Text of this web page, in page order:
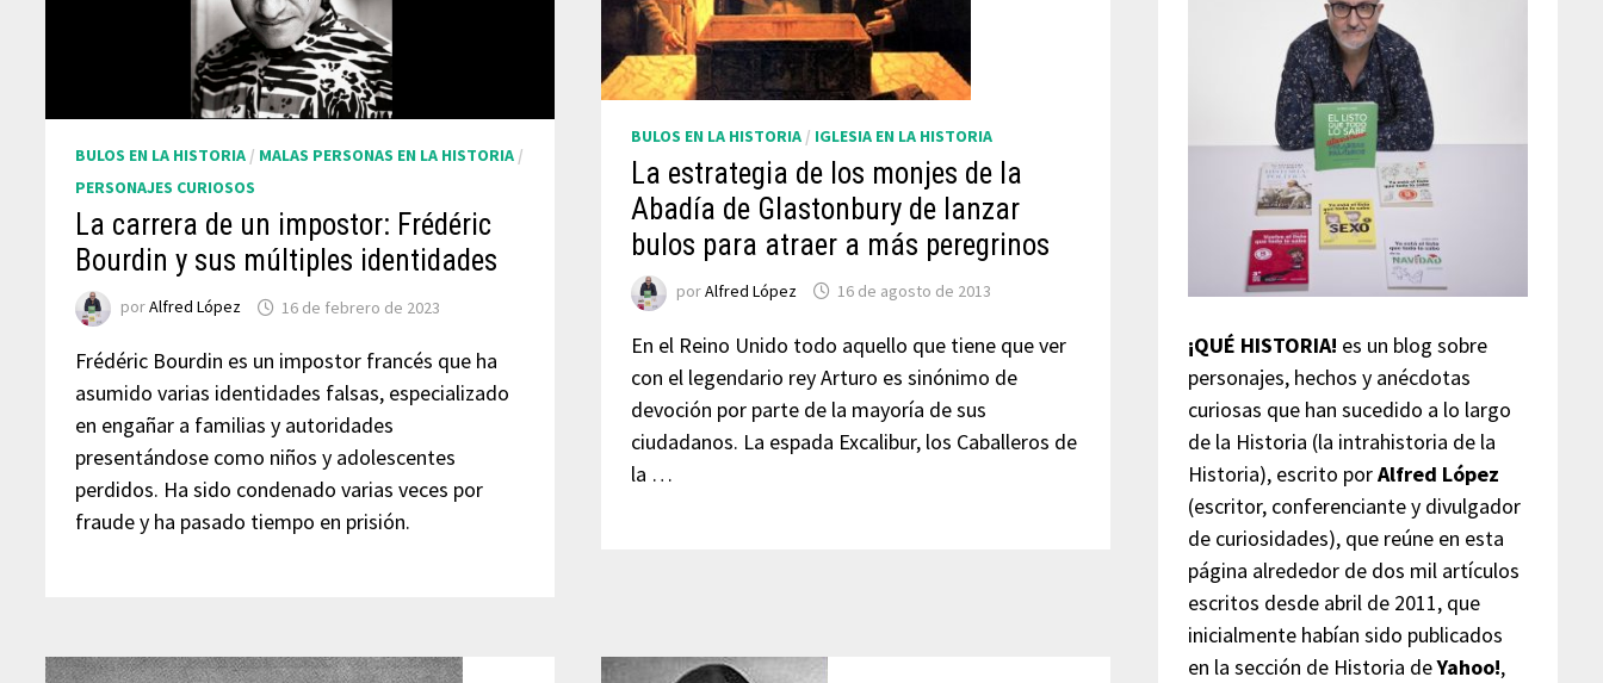
BULOS EN LA HISTORIA / MALAS PERSONAS EN LA HISTORIA /
PERSONAJES CURIOSOS
La carrera de un impostor: Frédéric
Bourdin y sus múltiples identidades
porAlfred López 16 de febrero de 2023
Frédéric Bourdin es un impostor francés que ha
asumido varias identidades falsas, especializado
en engañar a familias y autoridades
presentándose como niños y adolescentes
perdidos. Ha sido condenado varias veces por
fraude y ha pasado tiempo en prisión.
BULOS EN LA HISTORIA/ IGLESIA EN LA HISTORIA
La estrategia de los monjes de la
Abadía de Glastonbury de lanzar
bulos para atraer a más peregrinos
porAlfred López 16 de agosto de 2013
En el Reino Unido todo aquello que tiene que ver
con el legendario rey Arturo es sinónimo de
devoción por parte de la mayoría de sus
ciudadanos. La espada Excalibur, los Caballeros de
la …
¡QUÉ HISTORIA! es un blog sobre
personajes, hechos y anécdotas
curiosas que han sucedido a lo largo
de la Historia (la intrahistoria de la
Historia), escrito porAlfred López
(escritor, conferenciante y divulgador
de curiosidades), que reúne en esta
página alrededor de dos mil artículos
escritos desde abril de 2011, que
inicialmente habían sido publicados
en la sección de Historia deYahoo!,